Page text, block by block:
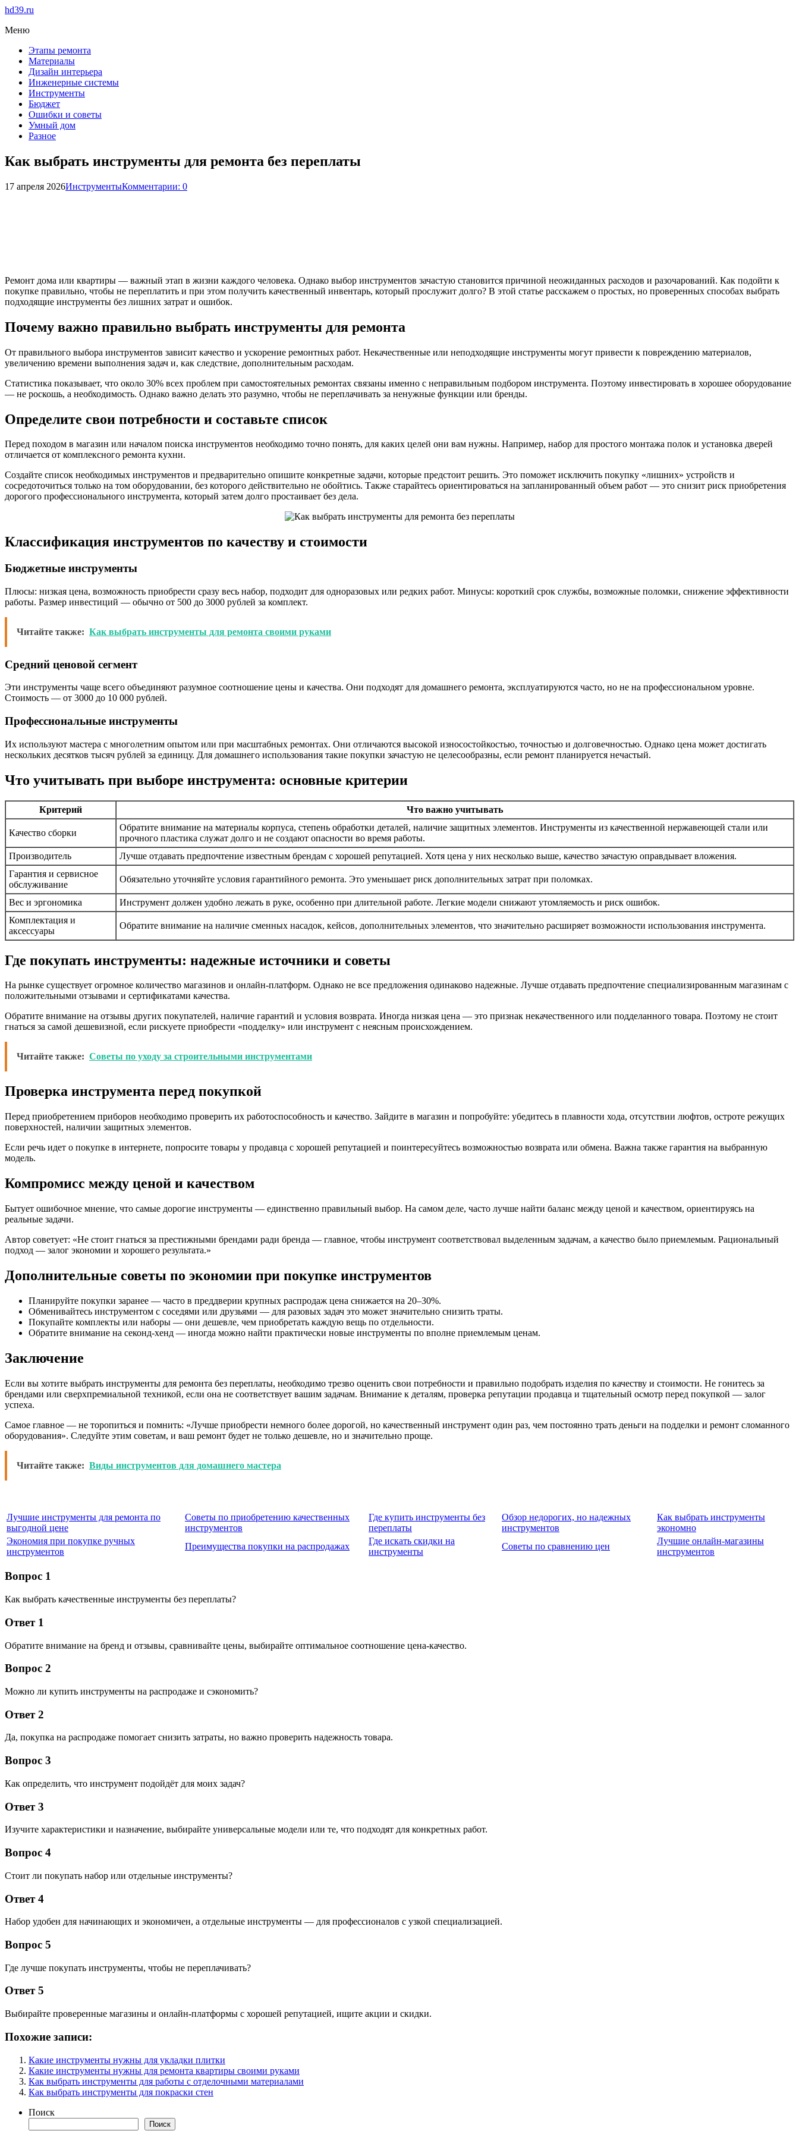
hd39.ru
Меню
Этапы ремонта
Материалы
Дизайн интерьера
Инженерные системы
Инструменты
Бюджет
Ошибки и советы
Умный дом
Разное
Как выбрать инструменты для ремонта без переплаты
17 апреля 2026ИнструментыКомментарии: 0
Ремонт дома или квартиры — важный этап в жизни каждого человека. Однако выбор инструментов зачастую становится причиной неожиданных расходов и разочарований. Как подойти к
покупке правильно, чтобы не переплатить и при этом получить качественный инвентарь, который прослужит долго? В этой статье расскажем о простых, но проверенных способах выбрать
подходящие инструменты без лишних затрат и ошибок.
Почему важно правильно выбрать инструменты для ремонта
От правильного выбора инструментов зависит качество и ускорение ремонтных работ. Некачественные или неподходящие инструменты могут привести к повреждению материалов,
увеличению времени выполнения задач и, как следствие, дополнительным расходам.
Статистика показывает, что около 30% всех проблем при самостоятельных ремонтах связаны именно с неправильным подбором инструмента. Поэтому инвестировать в хорошее оборудование
— не роскошь, а необходимость. Однако важно делать это разумно, чтобы не переплачивать за ненужные функции или бренды.
Определите свои потребности и составьте список
Перед походом в магазин или началом поиска инструментов необходимо точно понять, для каких целей они вам нужны. Например, набор для простого монтажа полок и установка дверей
отличается от комплексного ремонта кухни.
Создайте список необходимых инструментов и предварительно опишите конкретные задачи, которые предстоит решить. Это поможет исключить покупку «лишних» устройств и
сосредоточиться только на том оборудовании, без которого действительно не обойтись. Также старайтесь ориентироваться на запланированный объем работ — это снизит риск приобретения
дорогого профессионального инструмента, который затем долго простаивает без дела.
Классификация инструментов по качеству и стоимости
Бюджетные инструменты
Плюсы: низкая цена, возможность приобрести сразу весь набор, подходит для одноразовых или редких работ. Минусы: короткий срок службы, возможные поломки, снижение эффективности
работы. Размер инвестиций — обычно от 500 до 3000 рублей за комплект.
Читайте также: Как выбрать инструменты для ремонта своими руками
Средний ценовой сегмент
Эти инструменты чаще всего объединяют разумное соотношение цены и качества. Они подходят для домашнего ремонта, эксплуатируются часто, но не на профессиональном уровне.
Стоимость — от 3000 до 10 000 рублей.
Профессиональные инструменты
Их используют мастера с многолетним опытом или при масштабных ремонтах. Они отличаются высокой износостойкостью, точностью и долговечностью. Однако цена может достигать
нескольких десятков тысяч рублей за единицу. Для домашнего использования такие покупки зачастую не целесообразны, если ремонт планируется нечастый.
Что учитывать при выборе инструмента: основные критерии
Критерий Что важно учитывать
Качество сборки
Обратите внимание на материалы корпуса, степень обработки деталей, наличие защитных элементов. Инструменты из качественной нержавеющей стали или
прочного пластика служат долго и не создают опасности во время работы.
Производитель
Лучше отдавать предпочтение известным брендам с хорошей репутацией. Хотя цена у них несколько выше, качество зачастую оправдывает вложения.
Гарантия и сервисное
обслуживание
Обязательно уточняйте условия гарантийного ремонта. Это уменьшает риск дополнительных затрат при поломках.
Вес и эргономика
Инструмент должен удобно лежать в руке, особенно при длительной работе. Легкие модели снижают утомляемость и риск ошибок.
Комплектация и
аксессуары
Обратите внимание на наличие сменных насадок, кейсов, дополнительных элементов, что значительно расширяет возможности использования инструмента.
Где покупать инструменты: надежные источники и советы
На рынке существует огромное количество магазинов и онлайн-платформ. Однако не все предложения одинаково надежные. Лучше отдавать предпочтение специализированным магазинам с
положительными отзывами и сертификатами качества.
Обратите внимание на отзывы других покупателей, наличие гарантий и условия возврата. Иногда низкая цена — это признак некачественного или подделанного товара. Поэтому не стоит
гнаться за самой дешевизной, если рискуете приобрести «подделку» или инструмент с неясным происхождением.
Читайте также: Советы по уходу за строительными инструментами
Проверка инструмента перед покупкой
Перед приобретением приборов необходимо проверить их работоспособность и качество. Зайдите в магазин и попробуйте: убедитесь в плавности хода, отсутствии люфтов, остроте режущих
поверхностей, наличии защитных элементов.
Если речь идет о покупке в интернете, попросите товары у продавца с хорошей репутацией и поинтересуйтесь возможностью возврата или обмена. Важна также гарантия на выбранную
модель.
Компромисс между ценой и качеством
Бытует ошибочное мнение, что самые дорогие инструменты — единственно правильный выбор. На самом деле, часто лучше найти баланс между ценой и качеством, ориентируясь на
реальные задачи.
Автор советует: «Не стоит гнаться за престижными брендами ради бренда — главное, чтобы инструмент соответствовал выделенным задачам, а качество было приемлемым. Рациональный
подход — залог экономии и хорошего результата.»
Дополнительные советы по экономии при покупке инструментов
Планируйте покупки заранее — часто в преддверии крупных распродаж цена снижается на 20–30%.
Обменивайтесь инструментом с соседями или друзьями — для разовых задач это может значительно снизить траты.
Покупайте комплекты или наборы — они дешевле, чем приобретать каждую вещь по отдельности.
Обратите внимание на секонд-хенд — иногда можно найти практически новые инструменты по вполне приемлемым ценам.
Заключение
Если вы хотите выбрать инструменты для ремонта без переплаты, необходимо трезво оценить свои потребности и правильно подобрать изделия по качеству и стоимости. Не гонитесь за
брендами или сверхпремиальной техникой, если она не соответствует вашим задачам. Внимание к деталям, проверка репутации продавца и тщательный осмотр перед покупкой — залог
успеха.
Самое главное — не торопиться и помнить: «Лучше приобрести немного более дорогой, но качественный инструмент один раз, чем постоянно трать деньги на подделки и ремонт сломанного
оборудования». Следуйте этим советам, и ваш ремонт будет не только дешевле, но и значительно проще.
Читайте также: Виды инструментов для домашнего мастера
Лучшие инструменты для ремонта по
выгодной цене
Советы по приобретению качественных
инструментов
Где купить инструменты без
переплаты
Обзор недорогих, но надежных
инструментов
Как выбрать инструменты
экономно
Экономия при покупке ручных
инструментов
Преимущества покупки на распродажах
Где искать скидки на
инструменты
Советы по сравнению цен
Лучшие онлайн-магазины
инструментов
Вопрос 1
Как выбрать качественные инструменты без переплаты?
Ответ 1
Обратите внимание на бренд и отзывы, сравнивайте цены, выбирайте оптимальное соотношение цена-качество.
Вопрос 2
Можно ли купить инструменты на распродаже и сэкономить?
Ответ 2
Да, покупка на распродаже помогает снизить затраты, но важно проверить надежность товара.
Вопрос 3
Как определить, что инструмент подойдёт для моих задач?
Ответ 3
Изучите характеристики и назначение, выбирайте универсальные модели или те, что подходят для конкретных работ.
Вопрос 4
Стоит ли покупать набор или отдельные инструменты?
Ответ 4
Набор удобен для начинающих и экономичен, а отдельные инструменты — для профессионалов с узкой специализацией.
Вопрос 5
Где лучше покупать инструменты, чтобы не переплачивать?
Ответ 5
Выбирайте проверенные магазины и онлайн-платформы с хорошей репутацией, ищите акции и скидки.
Похожие записи:
Какие инструменты нужны для укладки плитки
Какие инструменты нужны для ремонта квартиры своими руками
Как выбрать инструменты для работы с отделочными материалами
Как выбрать инструменты для покраски стен
Поиск
Поиск